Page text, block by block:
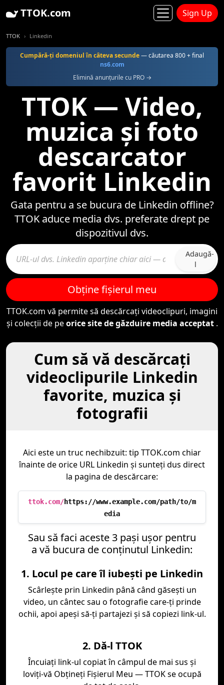
TTOK.com Sign Up
TTOK Linkedin
Cumpără-ţi domeniul în câteva secunde— căutarea 800 + final
ns6.com
Elimină anunțurile cu PRO →
TTOK — Video,
muzica și foto
descarcator
favorit Linkedin
Gata pentru a se bucura de Linkedin offline?
TTOK aduce media dvs. preferate drept pe
dispozitivul dvs.
Adaugă-
l
Obține fișierul meu
TTOK.com vă permite să descărcați videoclipuri, imagini
și colecții de peorice site de găzduire media acceptat.
Cum să vă descărcaţi
videoclipurile Linkedin
favorite, muzica şi
fotografii
Aici este un truc nechibzuit: tip TTOK.com chiar
înainte de orice URL Linkedin și sunteți dus direct
la pagina de descărcare:
ttok.com/https://www.example.com/path/to/m
edia
Sau să faci aceste 3 paşi uşor pentru
a vă bucura de conţinutul Linkedin:
1. Locul pe care îl iubeşti pe Linkedin
Scârleşte prin Linkedin până când găseşti un
video, un cântec sau o fotografie care-ţi prinde
ochii, apoi apeşi să-ţi partajezi şi să copiezi link-ul.
2. Dă-l TTOK
Încuiaţi link-ul copiat în câmpul de mai sus şi
loviţi-vă Obţineţi Fişierul Meu — TTOK se ocupă